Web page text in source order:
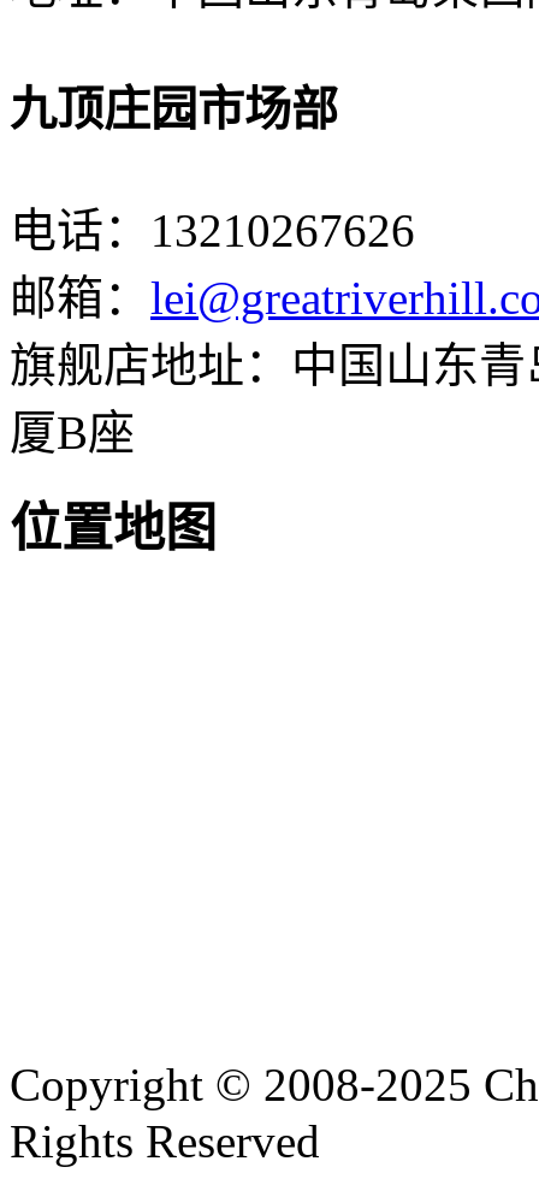
九顶庄园市场部
电话： 13210267626
邮箱：
旗舰店地址：中国山东
厦B座
位置地图
Copyright © 2008-2025
Rights Reserved